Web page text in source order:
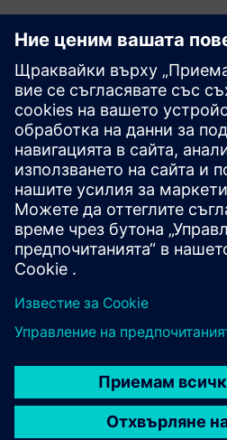
Разгледайте
свързани
Допълнителна
ресурси
Уебсайт: ЛЮТ И ДЮМЧЕН